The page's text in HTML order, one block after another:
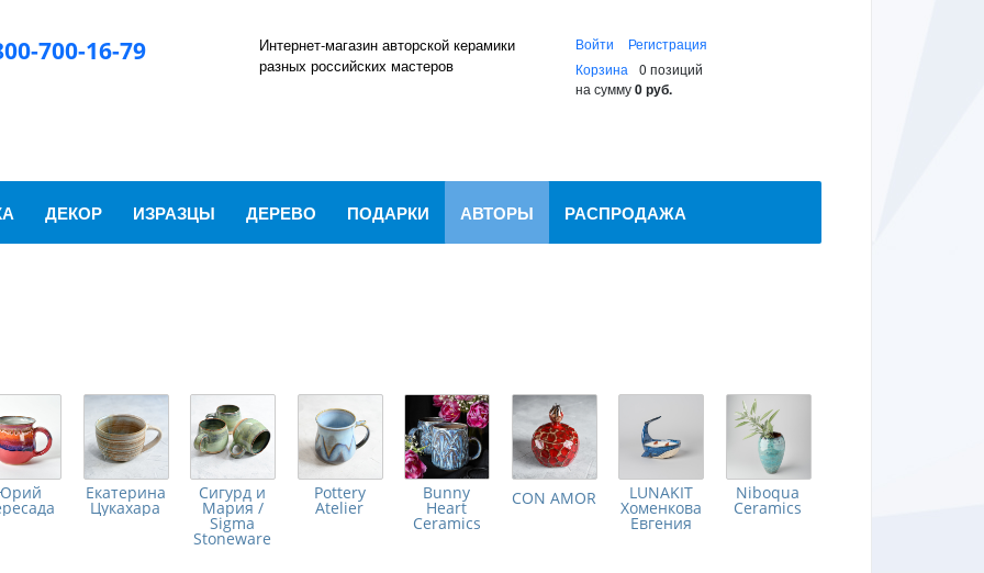
700-16-79
Интернет-магазин авторской керамики
разных российских мастеров
Войти
Регистрация
Корзина
0 позиций
на сумму0 руб.
ДЕКОР ИЗРАЗЦЫ ДЕРЕВО ПОДАРКИ АВТОРЫ РАСПРОДАЖА
Екатерина
Цукахара
Сигурд и
Мария /
Sigma
Stoneware
Pottery
Atelier
Bunny
Heart
Ceramics
CON AMOR LUNAKIT
Хоменкова
Евгения
Niboqua
Ceramics